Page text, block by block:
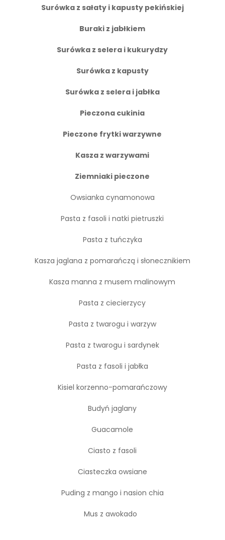
Surówka z sałaty i kapusty pekińskiej
Buraki z jabłkiem
Surówka z selera i kukurydzy
Surówka z kapusty
Surówka z selera i jabłka
Pieczona cukinia
Pieczone frytki warzywne
Kasza z warzywami
Ziemniaki pieczone
Owsianka cynamonowa
Pasta z fasoli i natki pietruszki
Pasta z tuńczyka
Kasza jaglana z pomarańczą i słonecznikiem
Kasza manna z musem malinowym
Pasta z ciecierzycy
Pasta z twarogu i warzyw
Pasta z twarogu i sardynek
Pasta z fasoli i jabłka
Kisiel korzenno-pomarańczowy
Budyń jaglany
Guacamole
Ciasto z fasoli
Ciasteczka owsiane
Puding z mango i nasion chia
Mus z awokado